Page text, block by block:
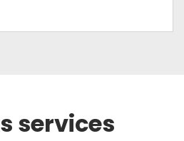
services